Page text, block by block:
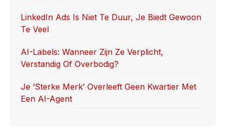
LinkedIn Ads Is Niet Te Duur, Je Biedt Gewoon
Te Veel
AI-Labels: Wanneer Zijn Ze Verplicht,
Verstandig Of Overbodig?
Je ‘sterke Merk’ Overleeft Geen Kwartier Met
Een AI-Agent